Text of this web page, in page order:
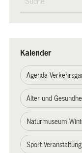
Kalender
Agenda
Alter und
Naturmuseum
Sport